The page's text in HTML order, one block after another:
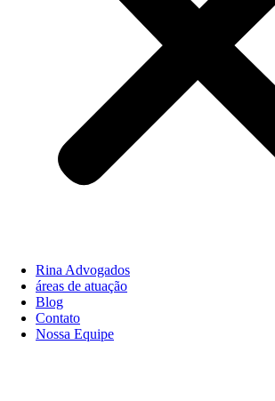
Rina Advogados
áreas de atuação
Blog
Contato
Nossa Equipe